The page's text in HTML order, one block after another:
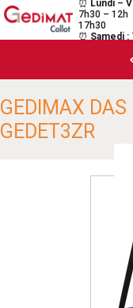
au
contenu
principal
Gedimat
Au cœur de
⏰ Lundi –
7h30 –
17h30
⏰ Samedi :
GEDIMAX
GEDET3ZR